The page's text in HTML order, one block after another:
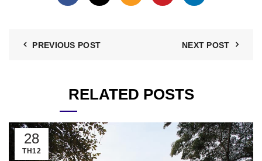
PREVIOUS POST NEXT POST
RELATED POSTS
28
TH12